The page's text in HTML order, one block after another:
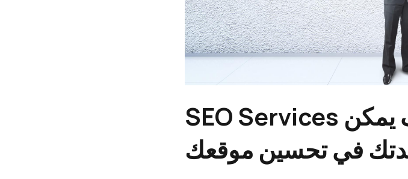
SEO Services في السعودية: كيف يمكن
في تحسين موقعك